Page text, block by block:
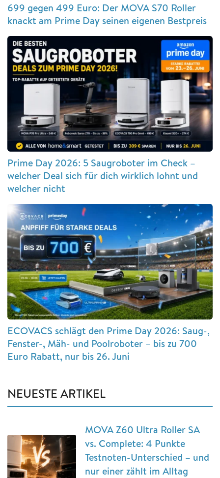
699 gegen 499 Euro: Der MOVA S70 Roller
knackt am Prime Day seinen eigenen Bestpreis
Prime Day 2026: 5 Saugroboter im Check –
welcher Deal sich für dich wirklich lohnt und
welcher nicht
ECOVACS schlägt den Prime Day 2026: Saug-,
Fenster-, Mäh- und Poolroboter – bis zu 700
Euro Rabatt, nur bis 26. Juni
NEUESTE ARTIKEL
MOVA Z60 Ultra Roller SA
vs. Complete: 4 Punkte
Testnoten-Unterschied – und
nur einer zählt im Alltag